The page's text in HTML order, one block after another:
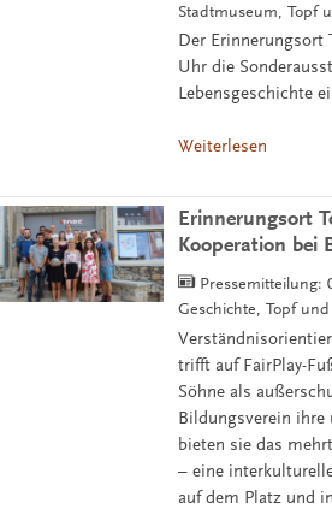
Stadtmuseum, Topf
Der Erinnerungsort
Uhr die
Lebensgeschichte
Weiterlesen
Erinnerungsort
Kooperation bei
Pressemitteilung:
Geschichte, Topf
trifft auf FairPlay-
Söhne als
Bildungsverein ihre
bieten sie das
– eine
auf dem Platz und